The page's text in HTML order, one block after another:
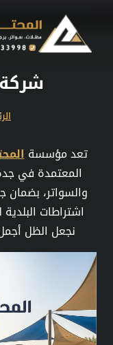
المحتوى
تعد مؤسسة
المعتمدة في
اشتراطات
نجعل الظل